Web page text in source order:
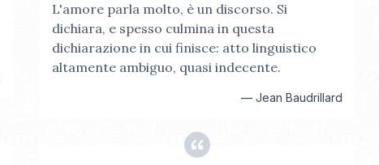
L'amore parla molto, è un discorso. Si
dichiara, e spesso culmina in questa
dichiarazione in cui finisce: atto linguistico
altamente ambiguo, quasi indecente.
— Jean Baudrillard